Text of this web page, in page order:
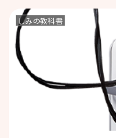
しみの教科書